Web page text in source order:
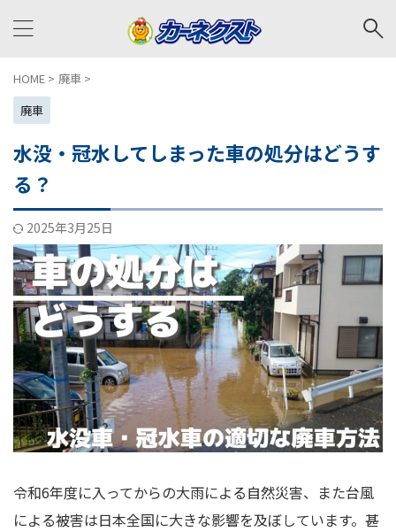
HOME > 廃車 >
廃車
水没・冠水してしまった車の処分はどうす
る？
2025年3月25日
令和6年度に入ってからの大雨による自然災害、また台風
による被害は日本全国に大きな影響を及ぼしています。甚